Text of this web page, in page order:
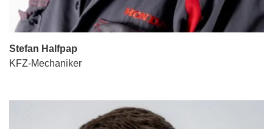
Stefan Halfpap
KFZ-Mechaniker